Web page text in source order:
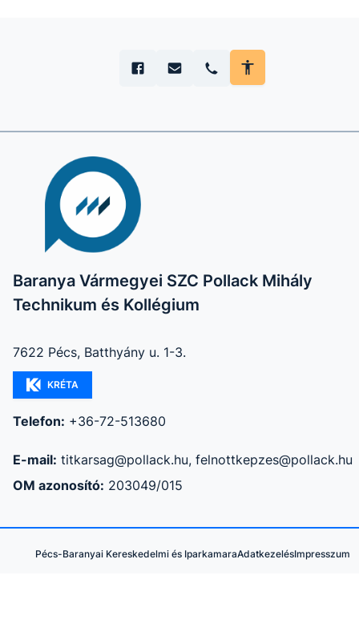
Baranya Vármegyei SZC Pollack Mihály
Technikum és Kollégium
7622 Pécs, Batthyány u. 1-3.
KRÉTA
Telefon: +36-72-513680
E-mail: titkarsag@pollack.hu, felnottkepzes@pollack.hu
OM azonosító: 203049/015
Pécs-Baranyai Kereskedelmi és IparkamaraAdatkezelésImpresszum